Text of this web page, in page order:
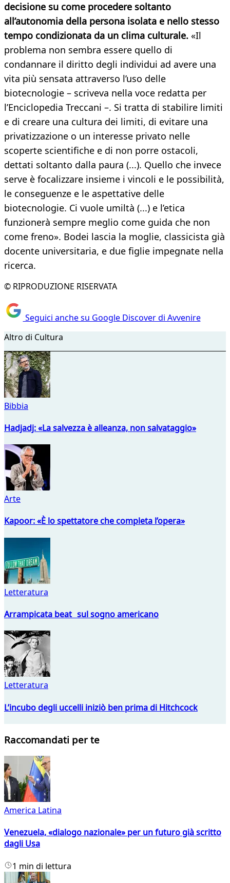
decisione su come procedere soltanto
all’autonomia della persona isolata e nello stesso
tempo condizionata da un clima culturale. «Il
problema non sembra essere quello di
condannare il diritto degli individui ad avere una
vita più sensata attraverso l’uso delle
biotecnologie – scriveva nella voce redatta per
l’Enciclopedia Treccani –. Si tratta di stabilire limiti
e di creare una cultura dei limiti, di evitare una
privatizzazione o un interesse privato nelle
scoperte scientifiche e di non porre ostacoli,
dettati soltanto dalla paura (...). Quello che invece
serve è focalizzare insieme i vincoli e le possibilità,
le conseguenze e le aspettative delle
biotecnologie. Ci vuole umiltà (...) e l’etica
funzionerà sempre meglio come guida che non
come freno». Bodei lascia la moglie, classicista già
docente universitaria, e due figlie impegnate nella
ricerca.
© RIPRODUZIONE RISERVATA
Seguici anche su Google Discover di Avvenire
Altro di Cultura
Bibbia
Hadjadj: «La salvezza è alleanza, non salvataggio»
Arte
Kapoor: «È lo spettatore che completa l’opera»
Letteratura
Arrampicata beat sul sogno americano
Letteratura
L’incubo degli uccelli iniziò ben prima di Hitchcock
Raccomandati per te
America Latina
Venezuela, «dialogo nazionale» per un futuro già scritto
dagli Usa
1 min di lettura